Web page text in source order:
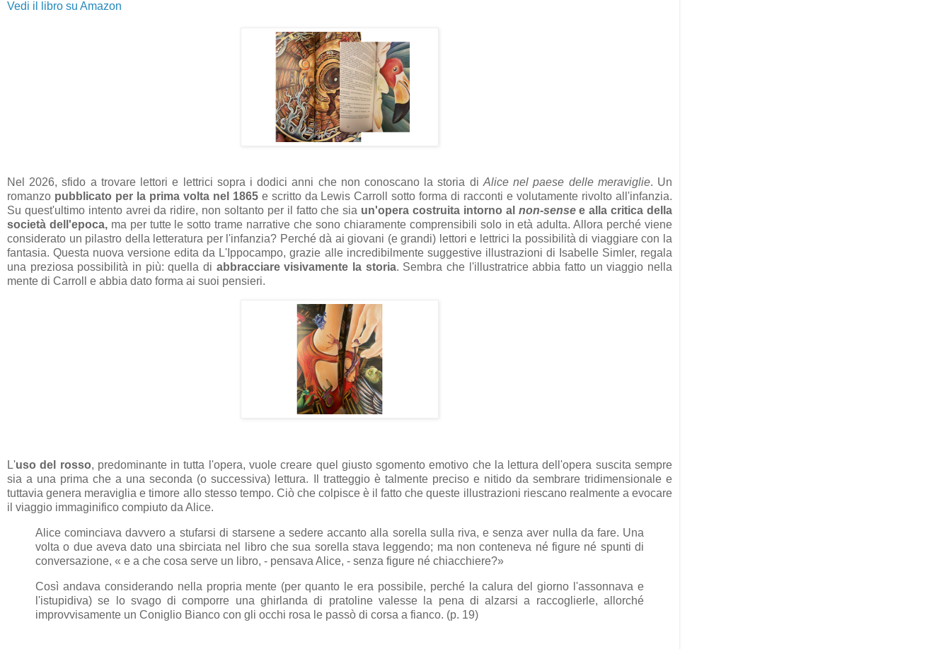
Vedi il libro su Amazon
Nel 2026, sfido a trovare lettori e lettrici sopra i dodici anni che non conoscano la storia di Alice nel paese delle meraviglie. Un
romanzo pubblicato per la prima volta nel 1865e scritto da Lewis Carroll sotto forma di racconti e volutamente rivolto all'infanzia.
Su quest'ultimo intento avrei da ridire, non soltanto per il fatto che sia un'opera costruita intorno al non-sensee alla critica della
società dell'epoca,ma per tutte le sotto trame narrative che sono chiaramente comprensibili solo in età adulta. Allora perché viene
considerato un pilastro della letteratura per l'infanzia? Perché dà ai giovani (e grandi) lettori e lettrici la possibilità di viaggiare con la
fantasia. Questa nuova versione edita da L'Ippocampo, grazie alle incredibilmente suggestive illustrazioni di Isabelle Simler, regala
una preziosa possibilità in più: quella di abbracciare visivamente la storia. Sembra che l'illustratrice abbia fatto un viaggio nella
mente di Carroll e abbia dato forma ai suoi pensieri.
L'uso del rosso, predominante in tutta l'opera, vuole creare quel giusto sgomento emotivo che la lettura dell'opera suscita sempre
sia a una prima che a una seconda (o successiva) lettura. Il tratteggio è talmente preciso e nitido da sembrare tridimensionale e
tuttavia genera meraviglia e timore allo stesso tempo. Ciò che colpisce è il fatto che queste illustrazioni riescano realmente a evocare
il viaggio immaginifico compiuto da Alice.
Alice cominciava davvero a stufarsi di starsene a sedere accanto alla sorella sulla riva, e senza aver nulla da fare. Una
volta o due aveva dato una sbirciata nel libro che sua sorella stava leggendo; ma non conteneva né figure né spunti di
conversazione, « e a che cosa serve un libro, - pensava Alice, - senza figure né chiacchiere?»
Così andava considerando nella propria mente (per quanto le era possibile, perché la calura del giorno l'assonnava e
l'istupidiva) se lo svago di comporre una ghirlanda di pratoline valesse la pena di alzarsi a raccoglierle, allorché
improvvisamente un Coniglio Bianco con gli occhi rosa le passò di corsa a fianco. (p. 19)